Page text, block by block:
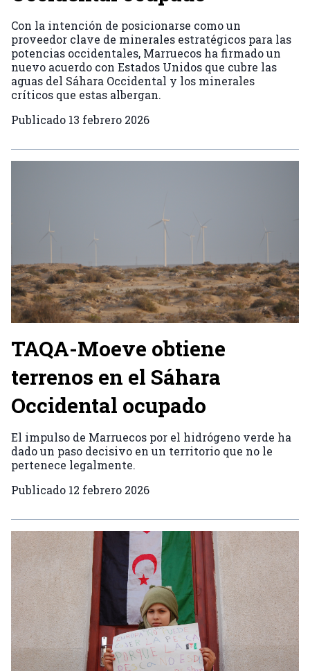
Con la intención de posicionarse como un
proveedor clave de minerales estratégicos para las
potencias occidentales, Marruecos ha firmado un
nuevo acuerdo con Estados Unidos que cubre las
aguas del Sáhara Occidental y los minerales
críticos que estas albergan.
Publicado 13 febrero 2026
TAQA-Moeve obtiene
terrenos en el Sáhara
Occidental ocupado
El impulso de Marruecos por el hidrógeno verde ha
dado un paso decisivo en un territorio que no le
pertenece legalmente.
Publicado 12 febrero 2026